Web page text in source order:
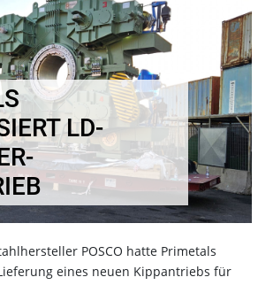
LD-
POSCO hatte Primetals
eines neuen Kippantriebs für